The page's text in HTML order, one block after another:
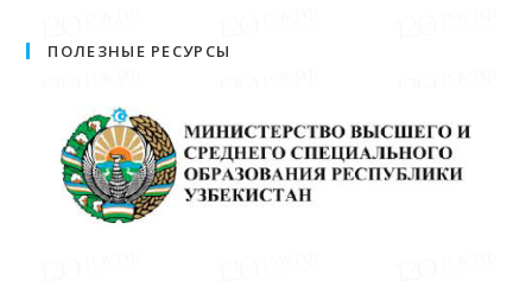
ПОЛЕЗНЫЕ РЕСУРСЫ